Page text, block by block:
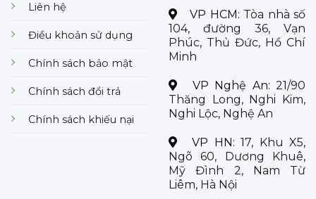
Liên hệ
Điều khoản sử dụng
Chính sách bảo mật
Chính sách đổi trả
Chính sách khiếu nại
VP HCM: Tòa nhà số
104, đường 36, Vạn
Phúc, Thủ Đức, Hồ Chí
Minh
VP Nghệ An: 21/90
Thăng Long, Nghi Kim,
Nghi Lộc, Nghệ An
VP HN:17, Khu X5,
Ngõ 60, Dương Khuê,
Mỹ Đình 2, Nam Từ
Liêm, Hà Nội